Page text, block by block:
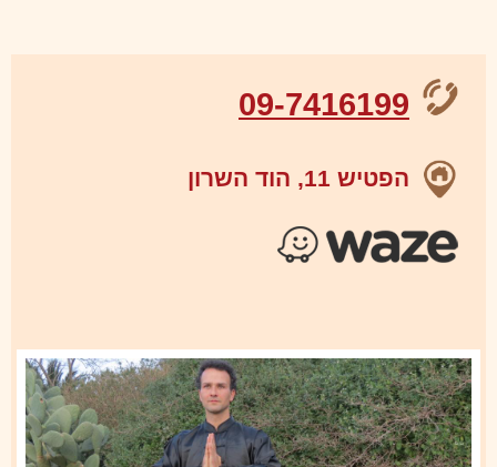
09-7416199
הפטיש 11, הוד השרון